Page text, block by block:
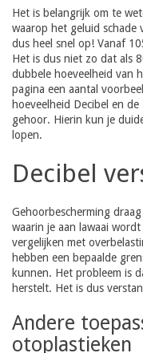
Het is belangrijk om te
waarop het geluid
dus heel snel op! Vanaf
Het is dus niet zo dat als
dubbele hoeveelheid van
pagina een aantal
hoeveelheid Decibel en
gehoor. Hierin kun je
lopen.
Decibel
Gehoorbescherming
waarin je aan lawaai
vergelijken met
hebben een bepaalde
kunnen. Het probleem is
herstelt. Het is dus
Andere
otoplastieken